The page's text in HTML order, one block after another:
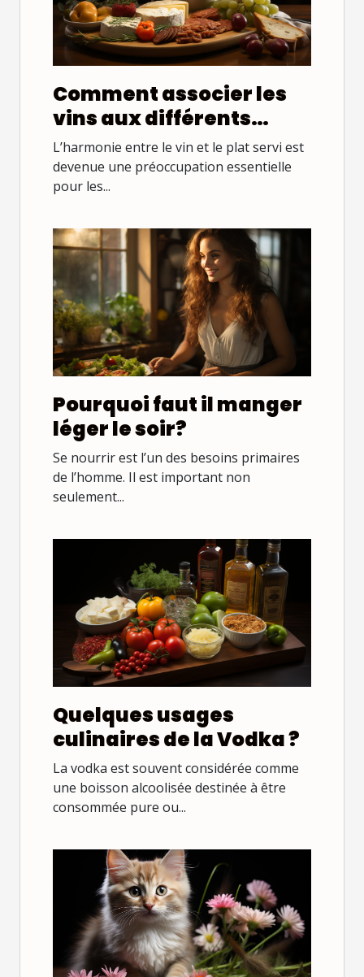
Comment associer les
vins aux différents
plats ?
L’harmonie entre le vin et le plat servi est
devenue une préoccupation essentielle
pour les...
Pourquoi faut il manger
léger le soir?
Se nourrir est l’un des besoins primaires
de l’homme. Il est important non
seulement...
Quelques usages
culinaires de la Vodka ?
La vodka est souvent considérée comme
une boisson alcoolisée destinée à être
consommée pure ou...